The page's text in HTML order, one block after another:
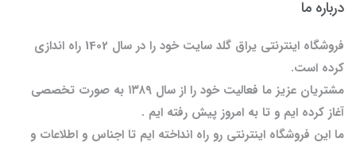
درباره ما
فروشگاه اینترنتی یراق گلد سایت خود را در سال 1402 راه اندازی
کرده است.
مشتریان عزیز ما فعالیت خود را از سال ۱۳۸۹ به صورت تخصصی
آغاز کرده ایم و تا به امروز پیش رفته ایم .
ما این فروشگاه اینترنتی رو راه انداخته ایم تا اجناس و اطلاعات و